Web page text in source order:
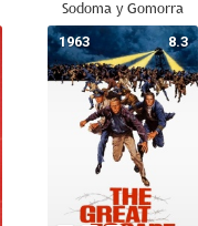
Sodoma y Gomorra
8.3
1963